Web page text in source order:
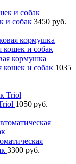
и собак 3450 руб.
кормушка
кошек и собак 1035
1050 руб.
3300 руб.